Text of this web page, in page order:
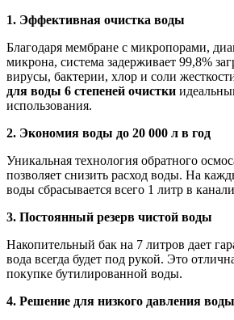
1. Эффективная очистка воды
Благодаря мембране с микропорами,
микрона, система задерживает 99,8%
вирусы, бактерии, хлор и соли
для воды 6 степеней очистки
использования.
2. Экономия воды до 20 000 л в год
Уникальная технология обратного
позволяет снизить расход воды. На
воды сбрасывается всего 1 литр в
3. Постоянный резерв чистой воды
Накопительный бак на 7 литров дает
вода всегда будет под рукой. Это
покупке бутилированной воды.
4. Решение для низкого давления воды